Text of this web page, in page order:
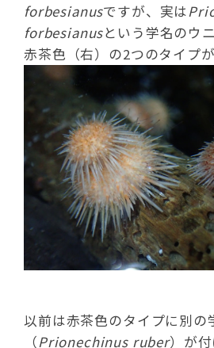
forbesianusですが、実は
forbesianusという学名のウ
赤茶色（右）の2つのタイプが
以前は赤茶色のタイプに別の
（Prionechinus ruber）が